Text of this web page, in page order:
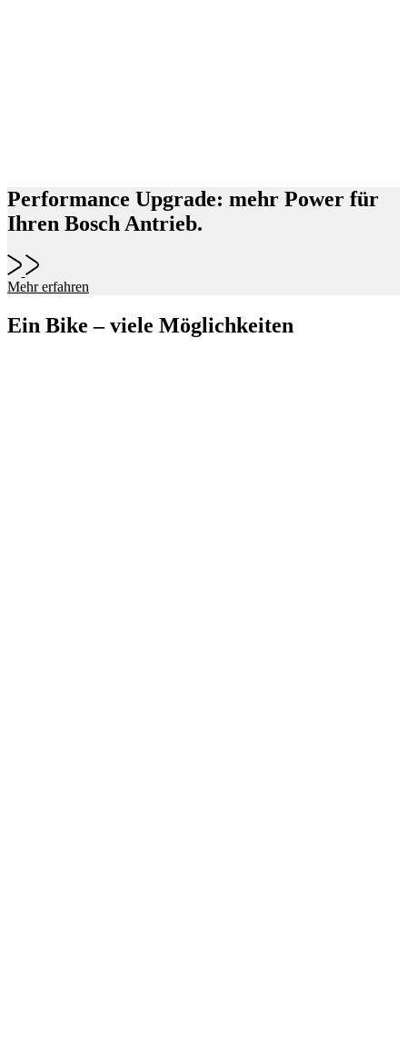
Performance Upgrade: mehr Power für
Ihren Bosch Antrieb.
Mehr erfahren
Ein Bike – viele Möglichkeiten